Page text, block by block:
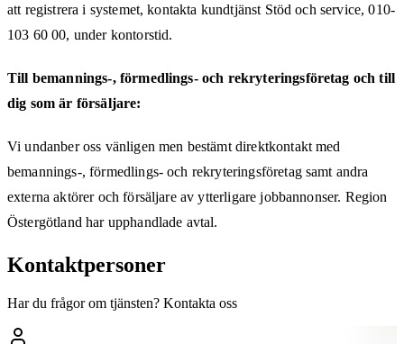
att registrera i systemet, kontakta kundtjänst Stöd och service, 010-
103 60 00, under kontorstid.
Till bemannings-, förmedlings- och rekryteringsföretag och till
dig som är försäljare:
Vi undanber oss vänligen men bestämt direktkontakt med
bemannings-, förmedlings- och rekryteringsföretag samt andra
externa aktörer och försäljare av ytterligare jobbannonser. Region
Östergötland har upphandlade avtal.
Kontaktpersoner
Har du frågor om tjänsten? Kontakta oss